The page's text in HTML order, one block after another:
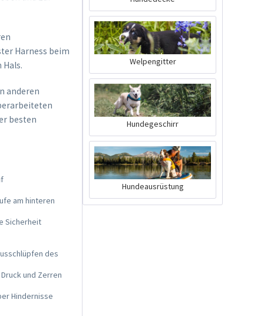
Harness beim
anderen
besten
am hinteren
Sicherheit
des
und Zerren
Hindernisse
49,99 € *
Ausverkauft
Ruffwear Flat Out
Leine Rocky
Mountains
Welpengitter
Hundegeschirr
Hundeausrüstung